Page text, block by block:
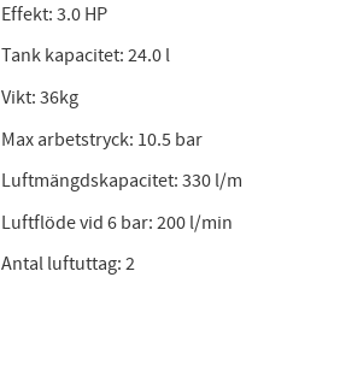
Effekt: 3.0 HP
Tank kapacitet: 24.0 l
Vikt: 36kg
Max arbetstryck: 10.5 bar
Luftmängdskapacitet: 330 l/m
Luftflöde vid 6 bar: 200 l/min
Antal luftuttag: 2